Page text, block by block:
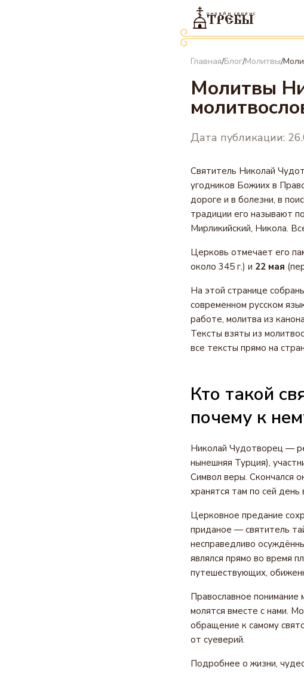
онлайн сервис
ТРЕБЫ
Главная/Блог/Молитвы/
Молитвы
Дата публикации:
Святитель Николай
угодников Божиих в
дороге и в болезни, в
традиции его называют
Мирликийский, Никола.
Церковь отмечает его
около 345 г.) и 22 мая
На этой странице
современном русском
работе, молитва из
Тексты взяты из
все тексты прямо на
Кто такой
почему к
Николай Чудотворец —
нынешняя Турция),
Символ веры. Скончался
хранятся там по сей день
Церковное предание
приданое — святитель
несправедливо
являлся прямо во время
путешествующих,
Православное
молятся вместе с нами.
обращение к самому
от суеверий.
Подробнее о жизни,